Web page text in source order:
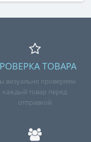
ТОВАРА
визуально проверяем
каждый товар перед
отправкой